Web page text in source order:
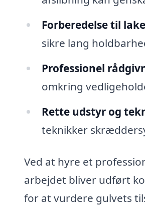
Forberedelse til
sikre lang
Professionel
omkring
Rette udstyr og
teknikker
Ved at hyre et
arbejdet bliver udført
for at vurdere gulvets